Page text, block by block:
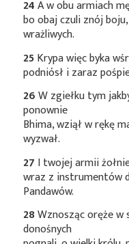
24A w obu armiach
bo obaj czuli znój
wrażliwych.
25Krypa więc byka
podniósł i zaraz
26W zgiełku tym
ponownie
Bhima, wziął w rękę
wyzwał.
27 I twojej armii
wraz z instrumentów
Pandawów.
28Wznosząc oręże w
donośnych